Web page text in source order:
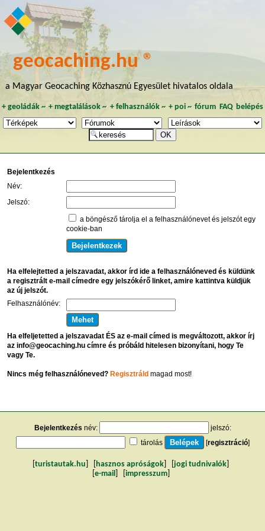
geocaching.hu ®
a Magyar Geocaching Közhasznú Egyesület hivatalos oldala
+ geoládák~ +megtalálások ~ + felhasználók~ + poi~ fórum FAQ belépés
Bejelentkezés
Név:
Jelszó:
a böngésző tárolja el a felhasználónevet és jelszót egy
cookie-ban
Ha elfelejtetted a jelszavadat, akkor írd ide a felhasználóneved és küldünk
a regisztrált e-mail címedre egy jelszókérő linket, amire kattintva küldjük
az új jelszót.
Felhasználónév:
Ha elfeljetetted a jelszavadat ÉS az e-mail címed is megváltozott, akkor írj
az info@geocaching.hu címre és próbáld hitelesen bizonyítani, hogy Te
vagy Te.
Nincs még felhasználóneved? Regisztráldmagad most!
Bejelentkezés név:
jelszó:
tárolás
[regisztráció]
turistautak.hu hasznos apróságok jogi tudnivalók
e-mail impresszum]